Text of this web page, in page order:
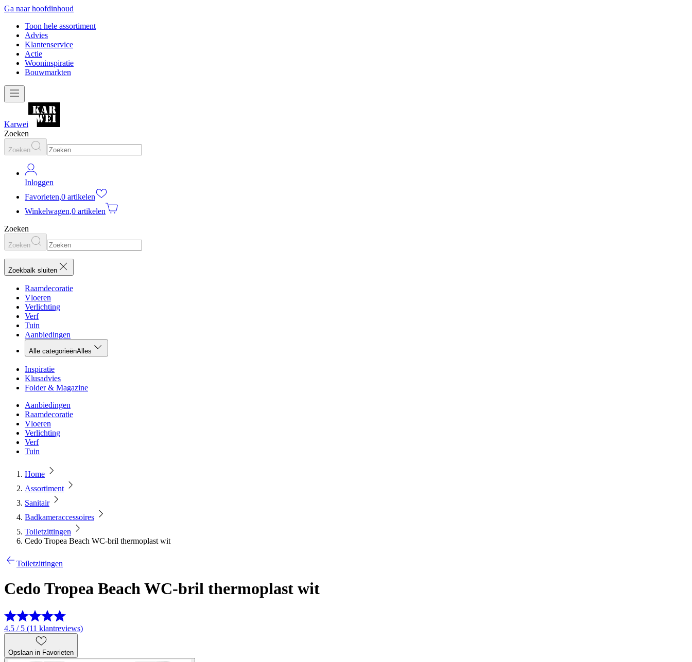
Ga naar hoofdinhoud
Toon hele assortiment
Advies
Klantenservice
Actie
Wooninspiratie
Bouwmarkten
Karwei
Zoeken
Zoeken
Inloggen
Favorieten,0 artikelen
Winkelwagen,0 artikelen
Zoeken
Zoeken
Zoekbalk sluiten
Raamdecoratie
Vloeren
Verlichting
Verf
Tuin
Aanbiedingen
Alle categorieënAlles
Inspiratie
Klusadvies
Folder & Magazine
Aanbiedingen
Raamdecoratie
Vloeren
Verlichting
Verf
Tuin
Home
Assortiment
Sanitair
Badkameraccessoires
Toiletzittingen
Cedo Tropea Beach WC-bril thermoplast wit
Toiletzittingen
Cedo Tropea Beach WC-bril thermoplast wit
4.5 / 5 (11 klantreviews)
Opslaan in Favorieten